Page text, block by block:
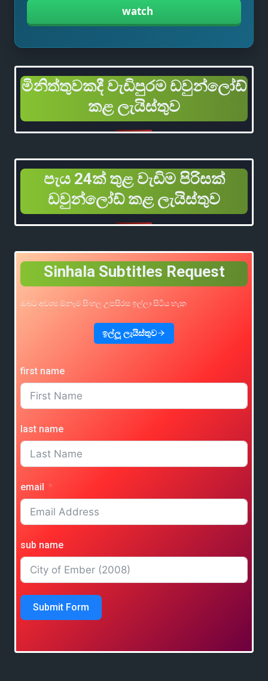
watch
මිනිත්තුවකදී වැඩිපුරම ඩවුන්ලෝඩ්
කළ ලැයිස්තුව
පැය 24ක් තුළ වැඩිම පිරිසක්
ඩවුන්ලෝඩ් කළ ලැයිස්තුව
Sinhala Subtitles Request
ඔබට අවශ්‍ය ඕනෑම සිංහල උපසිරස ඉල්ලා සිටිය හැක
ඉල්ලූ ලැයිස්තුව
first name
last name
email
sub name
Submit Form